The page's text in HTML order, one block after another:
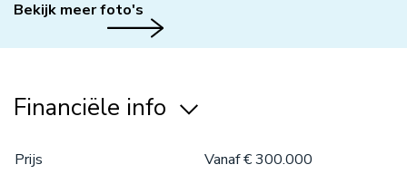
Bekijk meer foto's
Financiële info
Prijs Vanaf € 300.000